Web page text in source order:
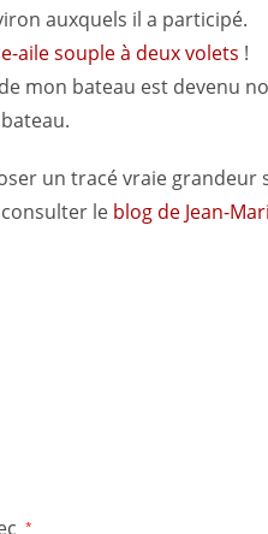
auxquels il a participé.
aile souple à deux volets !
bateau est devenu
un tracé vraie
le blog de Jean-
*